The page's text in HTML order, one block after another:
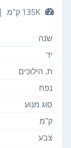
135K ק"מ
|
שנה
יד
ת. הילוכים
נפח
סוג מנוע
ק"מ
צבע